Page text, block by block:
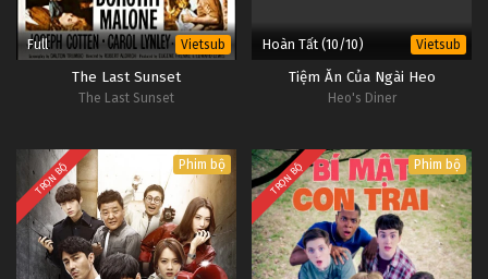
Full Vietsub
The Last Sunset
The Last Sunset
Hoàn Tất (10/10) Vietsub
Tiệm Ăn Của Ngài Heo
Heo's Diner
TRỌN BỘ Phim bộ TRỌN BỘ Phim bộ